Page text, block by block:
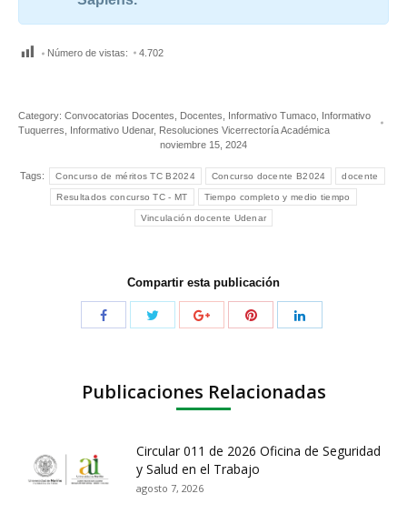
Número de vistas: 4.702
Category: Convocatorias Docentes Docentes Informativo Tumaco Informativo
Tuquerres
Informativo Udenar, Resoluciones Vicerrectoría Académica
noviembre 15, 2024
Tags: Concurso de méritos TC B2024 Concurso docente B2024 docente
Resultados concurso TC - MT Tiempo completo y medio tiempo
Vinculación docente Udenar
Compartir esta publicación
Publicaciones Relacionadas
Circular 011 de 2026 Oficina de Seguridad
y Salud en el Trabajo
agosto 7, 2026